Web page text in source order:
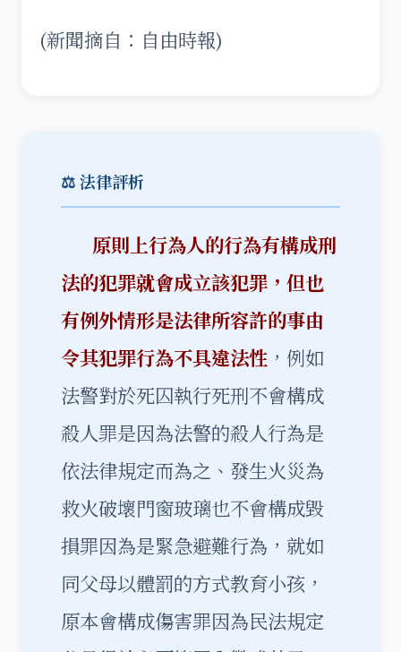
(新聞摘自：自由時報)
⚖️ 法律評析
原則上行為人的行為有構成刑
法的犯罪就會成立該犯罪，但也
有例外情形是法律所容許的事由
令其犯罪行為不具違法性 ，例如
法警對於死囚執行死刑不會構成
殺人罪是因為法警的殺人行為是
依法律規定而為之、發生火災為
救火破壞門窗玻璃也不會構成毀
損罪因為是緊急避難行為，就如
同父母以體罰的方式教育小孩，
原本會構成傷害罪因為民法規定